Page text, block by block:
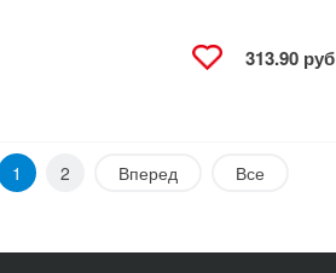
313.90 руб
1 2 Вперед Все